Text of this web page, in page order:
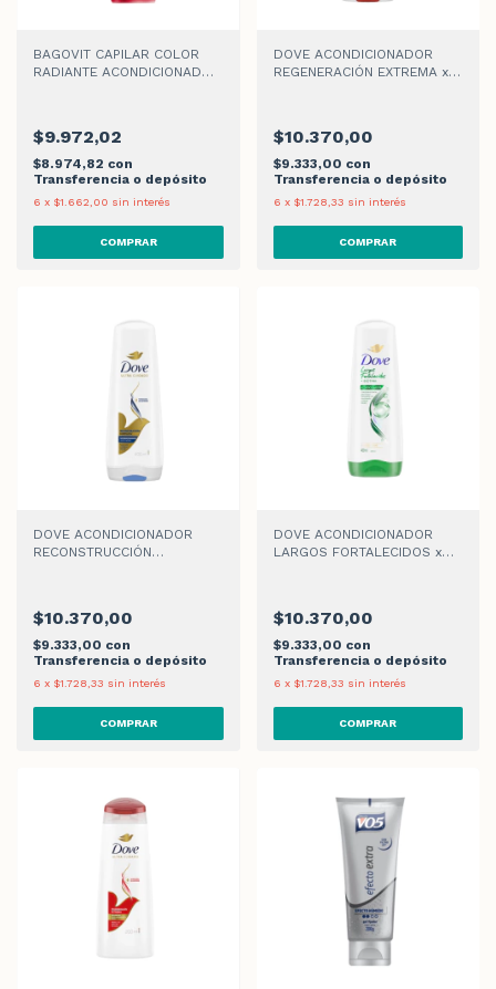
BAGOVIT CAPILAR COLOR
RADIANTE ACONDICIONADOR
$9.972,02
$8.974,82 con
Transferencia o depósito
6 x $1.662,00 sin interés
DOVE ACONDICIONADOR
REGENERACIÓN EXTREMA x
$10.370,00
$9.333,00 con
Transferencia o depósito
6 x $1.728,33 sin interés
DOVE ACONDICIONADOR
RECONSTRUCCIÓN
$10.370,00
$9.333,00 con
Transferencia o depósito
6 x $1.728,33 sin interés
DOVE ACONDICIONADOR
LARGOS FORTALECIDOS x
$10.370,00
$9.333,00 con
Transferencia o depósito
6 x $1.728,33 sin interés